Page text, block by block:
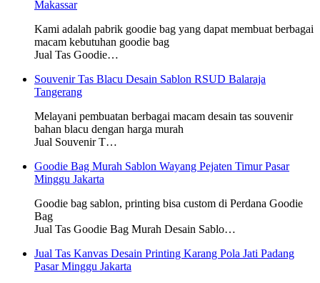
Makassar
Kami adalah pabrik goodie bag yang dapat membuat berbagai
macam kebutuhan goodie bag
Jual Tas Goodie…
Souvenir Tas Blacu Desain Sablon RSUD Balaraja
Tangerang
Melayani pembuatan berbagai macam desain tas souvenir
bahan blacu dengan harga murah
Jual Souvenir T…
Goodie Bag Murah Sablon Wayang Pejaten Timur Pasar
Minggu Jakarta
Goodie bag sablon, printing bisa custom di Perdana Goodie
Bag
Jual Tas Goodie Bag Murah Desain Sablo…
Jual Tas Kanvas Desain Printing Karang Pola Jati Padang
Pasar Minggu Jakarta